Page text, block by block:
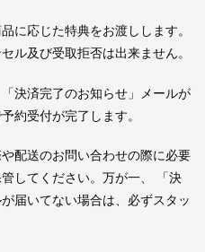
に応じた特典をお渡しします。
ル及び受取拒否は出来ません。
決済完了のお知らせ」メールが
約受付が完了します。
配送のお問い合わせの際に必要
してください。万が一、 「決
届いてない場合は、必ずスタッ